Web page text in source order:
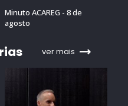
Minuto ACAREG - 8 de
agosto
ver mais